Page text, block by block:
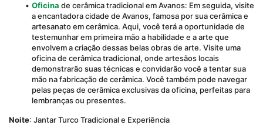
Oficina de cerâmica tradicional em Avanos: Em seguida, visite
a encantadora cidade de Avanos, famosa por sua cerâmica e
artesanato em cerâmica. Aqui, você terá a oportunidade de
testemunhar em primeira mão a habilidade e a arte que
envolvem a criação dessas belas obras de arte. Visite uma
oficina de cerâmica tradicional, onde artesãos locais
demonstrarão suas técnicas e convidarão você a tentar sua
mão na fabricação de cerâmica. Você também pode navegar
pelas peças de cerâmica exclusivas da oficina, perfeitas para
lembranças ou presentes.
Noite: Jantar Turco Tradicional e Experiência